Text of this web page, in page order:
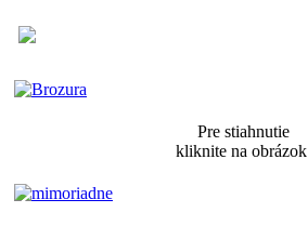
Pre stiahnutie
kliknite na obrázok